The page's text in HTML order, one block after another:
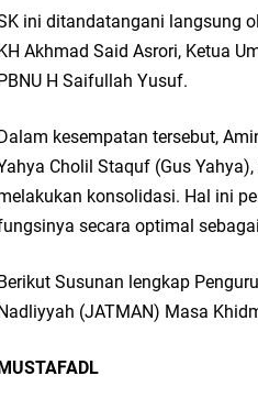
ini ditandatangani langsung
Akhmad Said Asrori, Ketua
H Saifullah Yusuf.
kesempatan tersebut,
Cholil Staquf (Gus
konsolidasi. Hal ini
secara optimal
Susunan lengkap
(JATMAN) Masa